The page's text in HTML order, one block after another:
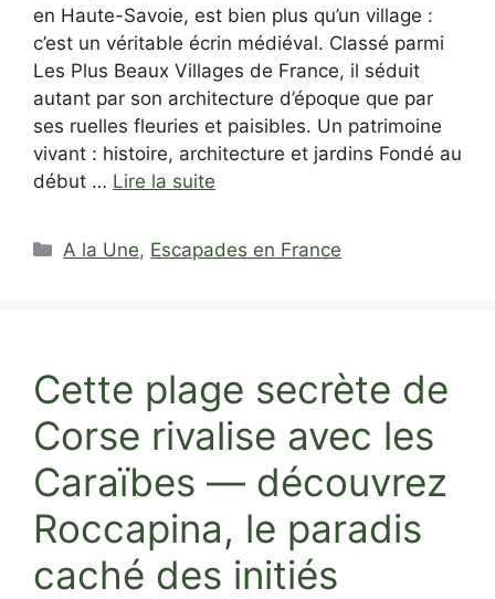
en Haute-Savoie, est bien plus qu’un village :
c’est un véritable écrin médiéval. Classé parmi
Les Plus Beaux Villages de France, il séduit
autant par son architecture d’époque que par
ses ruelles fleuries et paisibles. Un patrimoine
vivant : histoire, architecture et jardins Fondé au
début … Lire la suite
Catégories
A la Une, Escapades en France
Cette plage secrète de
Corse rivalise avec les
Caraïbes — découvrez
Roccapina, le paradis
caché des initiés